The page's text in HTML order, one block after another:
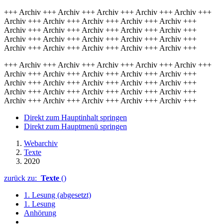
+++ Archiv +++ Archiv +++ Archiv +++ Archiv +++ Archiv +++
Archiv +++ Archiv +++ Archiv +++ Archiv +++ Archiv +++
Archiv +++ Archiv +++ Archiv +++ Archiv +++ Archiv +++
Archiv +++ Archiv +++ Archiv +++ Archiv +++ Archiv +++
Archiv +++ Archiv +++ Archiv +++ Archiv +++ Archiv +++
+++ Archiv +++ Archiv +++ Archiv +++ Archiv +++ Archiv +++
Archiv +++ Archiv +++ Archiv +++ Archiv +++ Archiv +++
Archiv +++ Archiv +++ Archiv +++ Archiv +++ Archiv +++
Archiv +++ Archiv +++ Archiv +++ Archiv +++ Archiv +++
Archiv +++ Archiv +++ Archiv +++ Archiv +++ Archiv +++
Direkt zum Hauptinhalt springen
Direkt zum Hauptmenü springen
Webarchiv
Texte
2020
zurück zu: Texte ()
1. Lesung (abgesetzt)
1. Lesung
Anhörung